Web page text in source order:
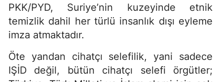
PKK/PYD, Suriye’nin kuzeyinde etnik
temizlik dahil her türlü insanlık dışı eyleme
imza atmaktadır.
Öte yandan cihatçı selefilik, yani sadece
IŞİD değil, bütün cihatçı selefi örgütler;